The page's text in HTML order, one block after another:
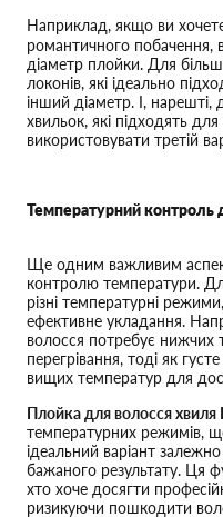
Наприклад, якщо ви хочете
романтичного побачення,
діаметр плойки. Для
локонів, які ідеально
інший діаметр. І,
хвильок, які підходять
використовувати третій
Температурний контроль
Ще одним важливим
контролю температури.
різні температурні
ефективне укладання.
волосся потребує нижчих
перегрівання, тоді як
вищих температур для
Плойка для волосся хвиля
температурних режимів,
ідеальний варіант
бажаного результату. Ця
хто хоче досягти
ризикуючи пошкодити